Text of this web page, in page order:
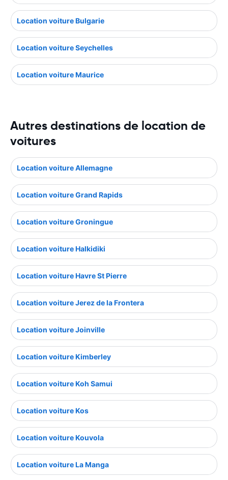
Location voiture Bulgarie
Location voiture Seychelles
Location voiture Maurice
Autres destinations de location de
voitures
Location voiture Allemagne
Location voiture Grand Rapids
Location voiture Groningue
Location voiture Halkidiki
Location voiture Havre St Pierre
Location voiture Jerez de la Frontera
Location voiture Joinville
Location voiture Kimberley
Location voiture Koh Samui
Location voiture Kos
Location voiture Kouvola
Location voiture La Manga